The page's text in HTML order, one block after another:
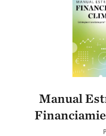
Manual